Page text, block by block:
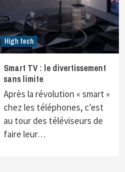
High tech
Smart TV : le divertissement
sans limite
Après la révolution « smart »
chez les téléphones, c’est
au tour des téléviseurs de
faire leur…